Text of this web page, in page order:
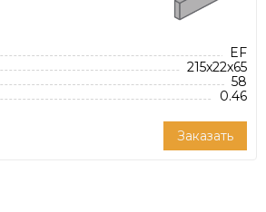
стали более
из расчёта
толщины шва 12 мм
EF
215x22x65
58
0.46
Заказать